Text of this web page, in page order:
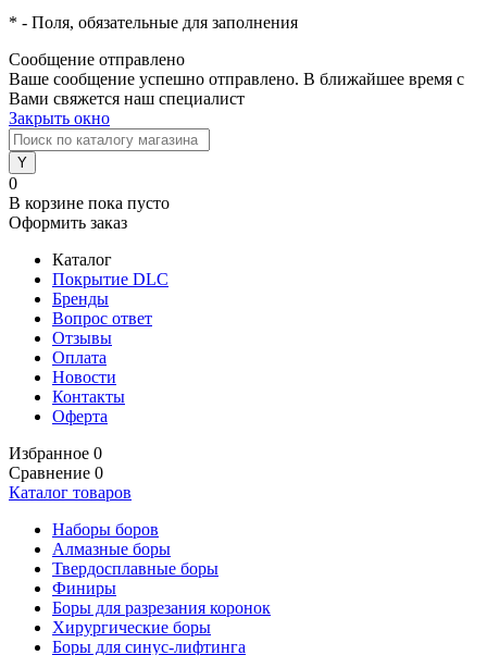
* - Поля, обязательные для заполнения
Сообщение отправлено
Ваше сообщение успешно отправлено. В ближайшее время с
Вами свяжется наш специалист
Закрыть окно
0
В корзине пока пусто
Оформить заказ
Каталог
Покрытие DLC
Бренды
Вопрос ответ
Отзывы
Оплата
Новости
Контакты
Оферта
Избранное 0
Сравнение 0
Каталог товаров
Наборы боров
Алмазные боры
Твердосплавные боры
Финиры
Боры для разрезания коронок
Хирургические боры
Боры для синус-лифтинга